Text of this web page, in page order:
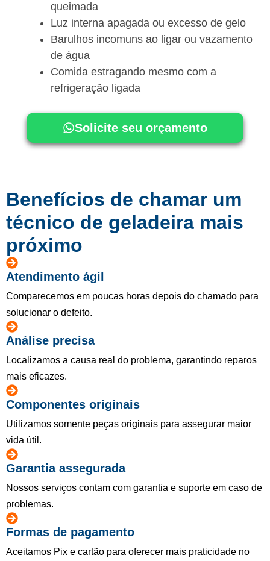
queimada
Luz interna apagada ou excesso de gelo
Barulhos incomuns ao ligar ou vazamento
de água
Comida estragando mesmo com a
refrigeração ligada
Solicite seu orçamento
Benefícios de chamar um
técnico de geladeira mais
próximo
Atendimento ágil
Comparecemos em poucas horas depois do chamado para
solucionar o defeito.
Análise precisa
Localizamos a causa real do problema, garantindo reparos
mais eficazes.
Componentes originais
Utilizamos somente peças originais para assegurar maior
vida útil.
Garantia assegurada
Nossos serviços contam com garantia e suporte em caso de
problemas.
Formas de pagamento
Aceitamos Pix e cartão para oferecer mais praticidade no